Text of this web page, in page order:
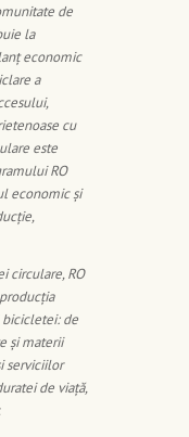
de
la
economic
a
cu
este
RO
economic şi
circulare, RO
de
şi materii
serviciilor
de viaţă,